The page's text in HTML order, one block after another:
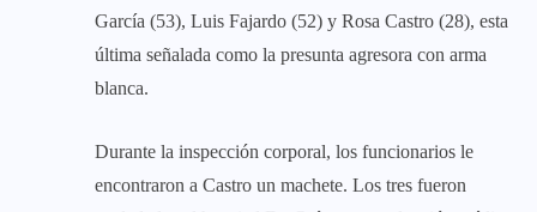
García (53), Luis Fajardo (52) y Rosa Castro (28), esta
última señalada como la presunta agresora con arma
blanca.
Durante la inspección corporal, los funcionarios le
encontraron a Castro un machete. Los tres fueron